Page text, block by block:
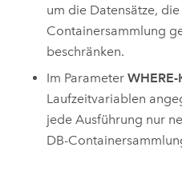
um die Datensätze,
Containersammlung
beschränken.
Im ParameterWHERE-
Laufzeitvariablen
jede Ausführung nur
DB-